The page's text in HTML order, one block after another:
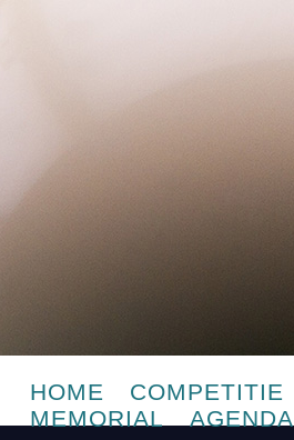
HOME COMPETITIE
MEMORIAL
AGENDA